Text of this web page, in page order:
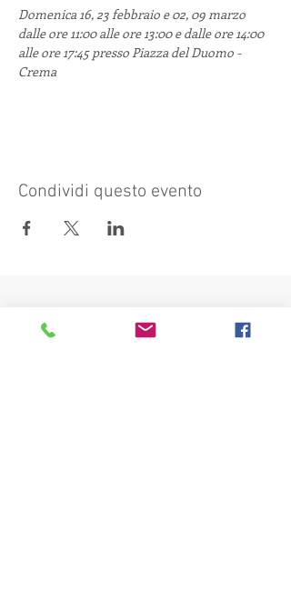
Domenica 16, 23 febbraio e 02, 09 marzo
dalle ore 11:00 alle ore 13:00 e dalle ore 14:00
alle ore 17:45 presso Piazza del Duomo -
Crema
Condividi questo evento